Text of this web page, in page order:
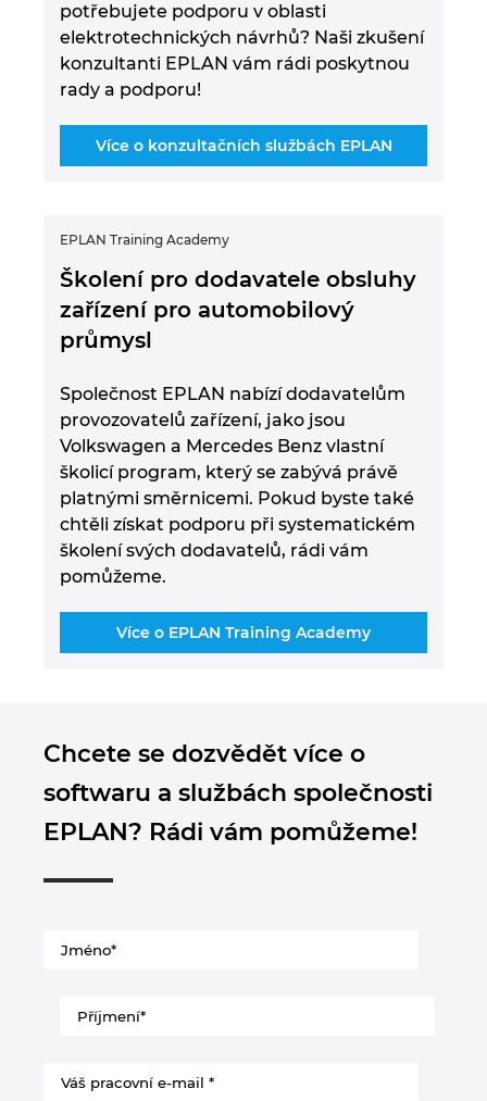
potřebujete podporu v oblasti
elektrotechnických návrhů? Naši zkušení
konzultanti EPLAN vám rádi poskytnou
rady a podporu!
Více o konzultačních službách EPLAN
EPLAN Training Academy
Školení pro dodavatele obsluhy
zařízení pro automobilový
průmysl
Společnost EPLAN nabízí dodavatelům
provozovatelů zařízení, jako jsou
Volkswagen a Mercedes Benz vlastní
školicí program, který se zabývá právě
platnými směrnicemi. Pokud byste také
chtěli získat podporu při systematickém
školení svých dodavatelů, rádi vám
pomůžeme.
Více o EPLAN Training Academy
Chcete se dozvědět více o
softwaru a službách společnosti
EPLAN? Rádi vám pomůžeme!